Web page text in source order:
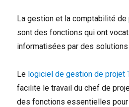
La gestion et la comptabilité de
sont des fonctions qui ont
informatisées par des solutions
Le logiciel de gestion de projet
facilite le travail du chef de
des fonctions essentielles